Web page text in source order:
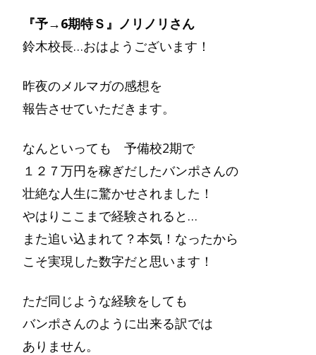
『予→6期特Ｓ』ノリノリさん
鈴木校長…おはようございます！
昨夜のメルマガの感想を
報告させていただきます。
なんといっても 予備校2期で
１２７万円を稼ぎだしたバンポさんの
壮絶な人生に驚かせされました！
やはりここまで経験されると…
また追い込まれて？本気！なったから
こそ実現した数字だと思います！
ただ同じような経験をしても
バンポさんのように出来る訳では
ありません。